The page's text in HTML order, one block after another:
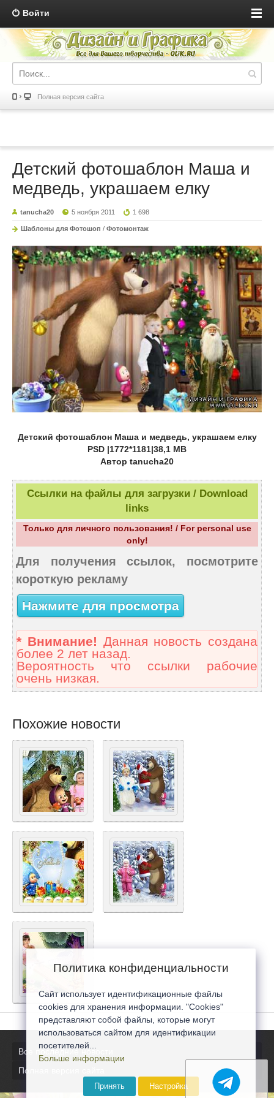
Войти
Полная версия сайта
Детский фотошаблон Маша и
медведь, украшаем елку
tanucha20 5 ноября 2011 1 698
Шаблоны для Фотошоп / Фотомонтаж
Детский фотошаблон Маша и медведь, украшаем елку
PSD |1772*1181|38,1 MB
Автор tanucha20
Ссылки на файлы для загрузки / Download
links
Только для личного пользования! / For personal use
only!
Для получения ссылок, посмотрите
короткую рекламу
Нажмите для просмотра
* Внимание! Данная новость создана
более 2 лет назад.
Вероятность что ссылки рабочие
очень низкая.
Похожие новости
Все последние новости
Полная версия сайта
Политика конфиденциальности
Сайт использует идентификационные файлы
cookies для хранения информации. "Cookies"
представляют собой файлы, которые могут
использоваться сайтом для идентификации
посетителей...
Больше информации
Принять Настройка